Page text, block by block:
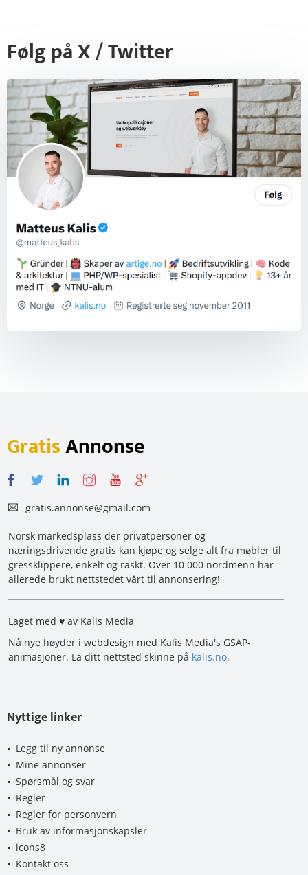
Følg på X / Twitter
GratisAnnonse
gratis.annonse@gmail.com
Norsk markedsplass der privatpersoner og
næringsdrivende gratis kan kjøpe og selge alt fra møbler til
gressklippere, enkelt og raskt. Over 10 000 nordmenn har
allerede brukt nettstedet vårt til annonsering!
Laget med ♥ av Kalis Media
Nå nye høyder i webdesign med Kalis Media's GSAP-
animasjoner. La ditt nettsted skinne på kalis.no.
Nyttige linker
Legg til ny annonse
Mine annonser
Spørsmål og svar
Regler
Regler for personvern
Bruk av informasjonskapsler
icons8
Kontakt oss